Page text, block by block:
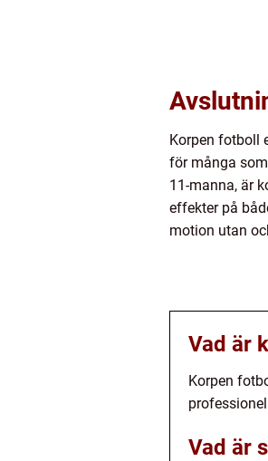
Korpen fotboll
för många
11-manna, är
effekter på
motion utan
Vad är
Korpen
Vad är